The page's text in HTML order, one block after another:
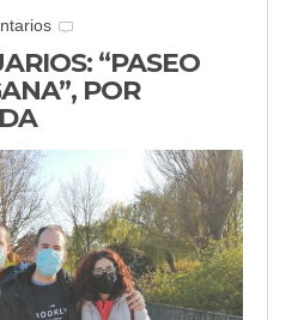
“PASEO
POR